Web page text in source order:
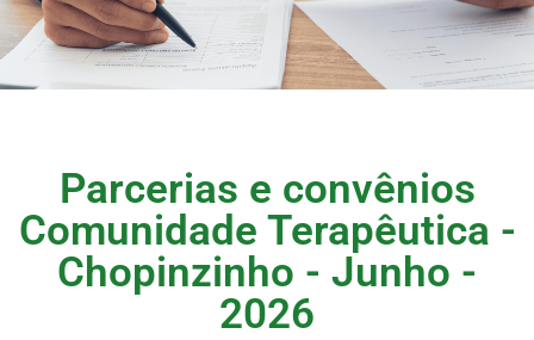
Parcerias e convênios
Comunidade Terapêutica -
Chopinzinho - Junho -
2026